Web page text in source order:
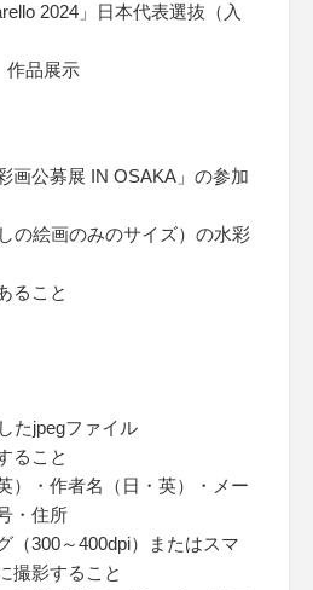
2024」日本代表選抜（入
品展示
画公募展 IN OSAKA」の参加
の絵画のみのサイズ）の水彩
ること
たjpegファイル
ること
）・作者名（日・英）・メー
・住所
（300～400dpi）またはスマ
撮影すること